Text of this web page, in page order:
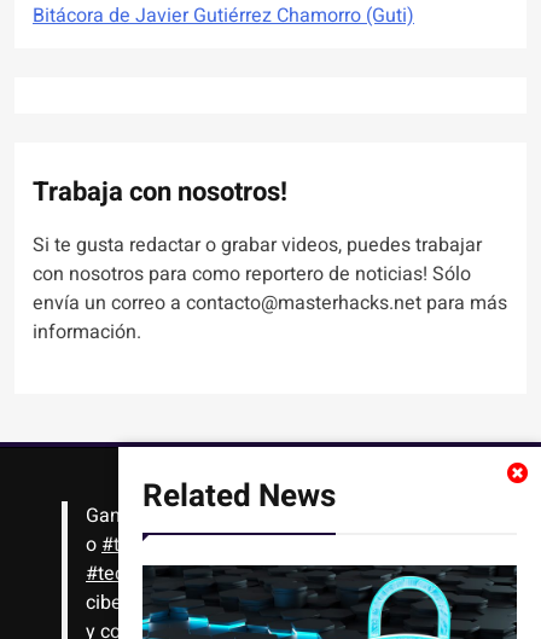
Related News
Bitácora de Javier Gutiérrez Chamorro (Guti)
Trabaja con nosotros!
Si te gusta redactar o grabar videos, puedes trabajar
con nosotros para como reportero de noticias! Sólo
envía un correo a contacto@masterhacks.net para más
información.
Gana #Bitcoinsolo con leer artículos, noticias
o#tutorialesinteresantes de ciencia,
#tecnología,#criptomonedas, seguridad
cibernética y más!! Sólo tienes que registrarte
y comenzar a navegar